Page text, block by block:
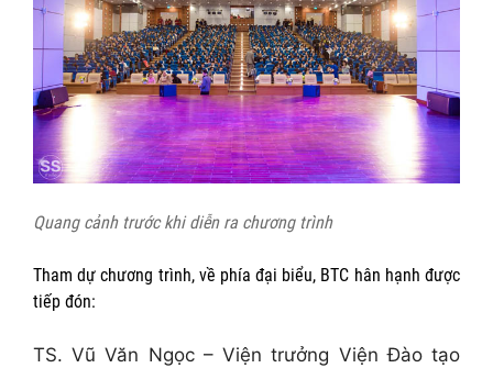
Quang cảnh trước khi diễn ra chương trình
Tham dự chương trình, về phía đại biểu, BTC hân hạnh được
tiếp đón:
TS. Vũ Văn Ngọc – Viện trưởng Viện Đào tạo